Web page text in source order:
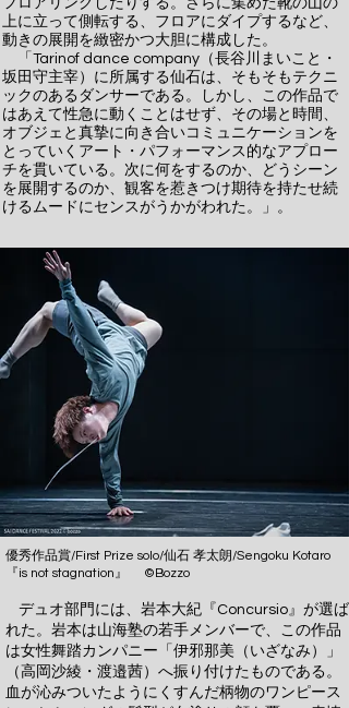
フロアリングしたりする。さらに集めた靴の山の
上に立って側転する、フロアにダイプするなど、
動きの展開を緻密かつ大胆に構成した。
「Tarinof dance company（長谷川まいこと・
坂田守主宰）に所属する仙石は、そもそもテクニ
ックのあるダンサーである。しかし、この作品で
はあえて性急に動くことはせず、その場と時間、
オブジェと真摯に向き合いコミュニケーションを
とっていくアート・パフォーマンス的なアプロー
チを貫いている。次に何をするのか、どうシーン
を展開するのか、観客を惹きつけ期待を持たせ続
けるムードにセンスがうかがわれた。」。
優秀作品賞/First Prize solo/仙石 孝太朗/Sengoku Kotaro
『is not stagnation』 ©Bozzo
デュオ部門には、岩本大紀『Concursio』が選ば
れた。岩本は山海塾の若手メンバーで、この作品
は女性舞踏カンパニー「伊邪那美（いざなみ）」
（高岡沙綾・渡邉茜）へ振り付けたものである。
血が沁みついたようにくすんだ柄物のワンピース